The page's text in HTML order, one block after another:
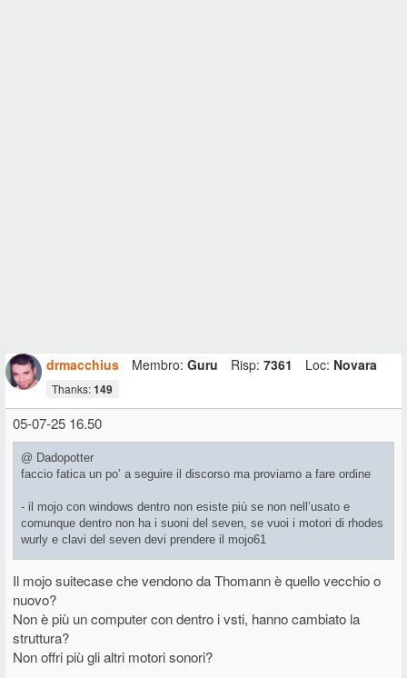
drmacchius Membro: Guru Risp: 7361 Loc: Novara
Thanks:149
05-07-25 16.50
@ Dadopotter
faccio fatica un po’ a seguire il discorso ma proviamo a fare ordine
- il mojo con windows dentro non esiste più se non nell’usato e
comunque dentro non ha i suoni del seven, se vuoi i motori di rhodes
wurly e clavi del seven devi prendere il mojo61
sotto l’aspetto dei suoni di organo offerti, i due crumar sono più
equiparabili al legend live
- tra live e soul la differenza c’è ma come sempre dovresti andarci a
Il mojo suitecase che vendono da Thomann è quello vecchio o
nuovo?
Non è più un computer con dentro i vsti, hanno cambiato la
struttura?
Non offri più gli altri motori sonori?